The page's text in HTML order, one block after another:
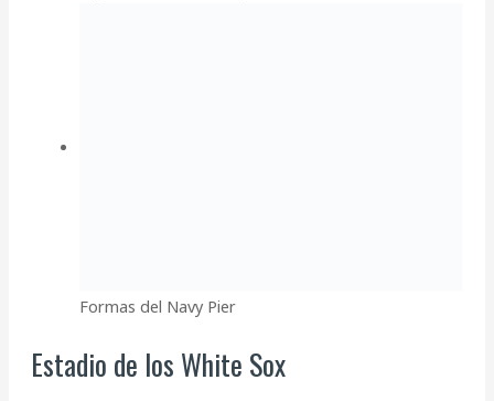
Formas del Navy Pier
Estadio de los White Sox